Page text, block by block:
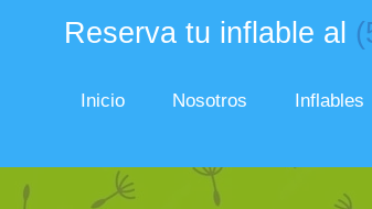
Reserva tu inflable al
Inicio Nosotros Inflables